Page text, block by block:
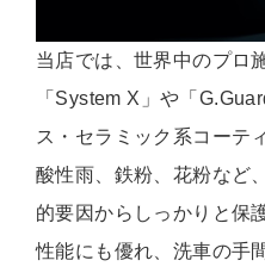
当店では、世界中のプロ
「System X」や「
ス・セラミック系コーテ
酸性雨、鉄粉、花粉など
的要因からしっかりと保
性能にも優れ、洗車の手